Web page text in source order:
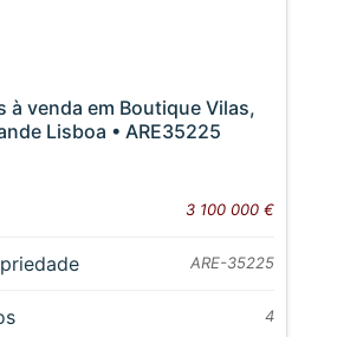
à venda em Boutique Vilas,
Lisboa • ARE35225
3 100 000 €
ARE-35225
4